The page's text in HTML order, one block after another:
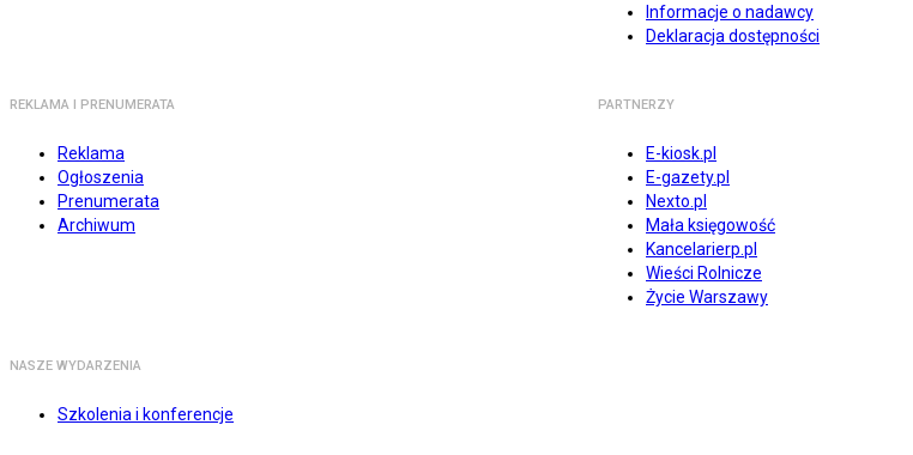
Informacje o nadawcy
Deklaracja dostępności
REKLAMA I PRENUMERATA
Reklama
Ogłoszenia
Prenumerata
Archiwum
PARTNERZY
E-kiosk.pl
E-gazety.pl
Nexto.pl
Mała księgowość
Kancelarierp.pl
Wieści Rolnicze
Życie Warszawy
NASZE WYDARZENIA
Szkolenia i konferencje